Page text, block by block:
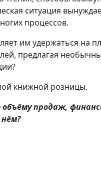
ситуация
процессов.
им удержаться на
предлагая
книжной розницы.
объёму продаж,